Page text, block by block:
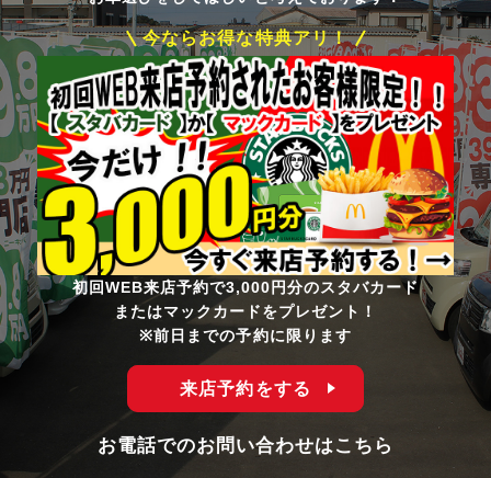
今ならお得な特典アリ！
初回WEB来店予約で3,000円分のスタバカード
またはマックカードをプレゼント！
※前日までの予約に限ります
来店予約をする
お電話でのお問い合わせはこちら